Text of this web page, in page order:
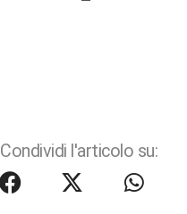
Condividi l'articolo su: